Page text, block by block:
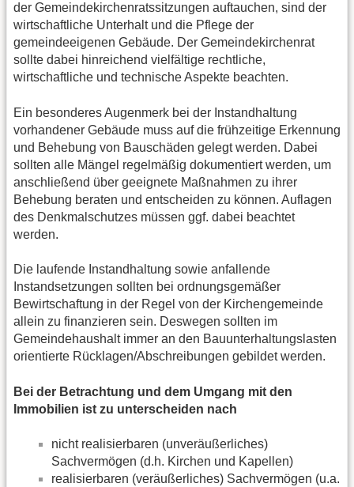
der Gemeindekirchenratssitzungen auftauchen, sind der
wirtschaftliche Unterhalt und die Pflege der
gemeindeeigenen Gebäude. Der Gemeindekirchenrat
sollte dabei hinreichend vielfältige rechtliche,
wirtschaftliche und technische Aspekte beachten.
Ein besonderes Augenmerk bei der Instandhaltung
vorhandener Gebäude muss auf die frühzeitige Erkennung
und Behebung von Bauschäden gelegt werden. Dabei
sollten alle Mängel regelmäßig dokumentiert werden, um
anschließend über geeignete Maßnahmen zu ihrer
Behebung beraten und entscheiden zu können. Auflagen
des Denkmalschutzes müssen ggf. dabei beachtet
werden.
Die laufende Instandhaltung sowie anfallende
Instandsetzungen sollten bei ordnungsgemäßer
Bewirtschaftung in der Regel von der Kirchengemeinde
allein zu finanzieren sein. Deswegen sollten im
Gemeindehaushalt immer an den Bauunterhaltungslasten
orientierte Rücklagen/Abschreibungen gebildet werden.
Bei der Betrachtung und dem Umgang mit den
Immobilien ist zu unterscheiden nach
nicht realisierbaren (unveräußerliches)
Sachvermögen (d.h. Kirchen und Kapellen)
realisierbaren (veräußerliches) Sachvermögen (u.a.